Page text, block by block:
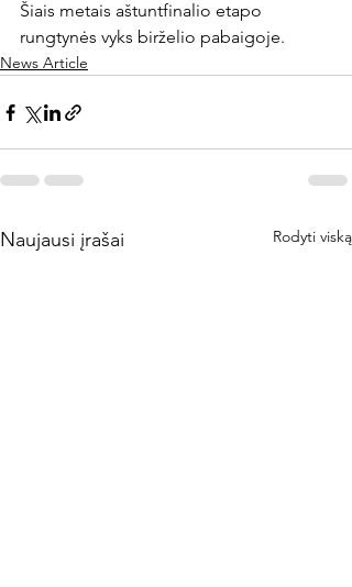
Šiais metais aštuntfinalio etapo
rungtynės vyks birželio pabaigoje.
News Article
Naujausi įrašai Rodyti viską